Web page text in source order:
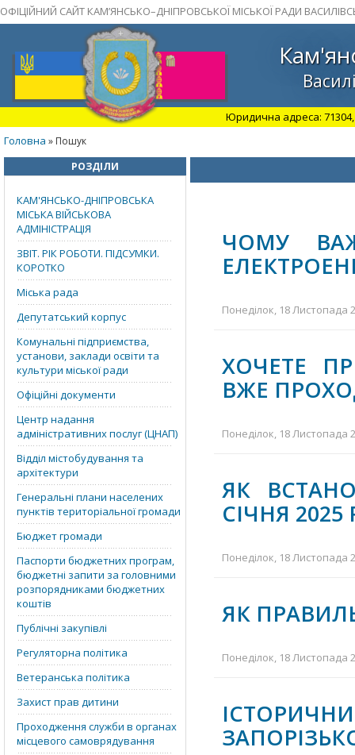
ОФІЦІЙНИЙ САЙТ КАМ’ЯНСЬКО–ДНІПРОВСЬКОЇ МІСЬКОЇ РАДИ
Юридична адреса: 71304,
Головна » Пошук
РОЗДІЛИ
КАМ'ЯНСЬКО-ДНІПРОВСЬКА
МІСЬКА ВІЙСЬКОВА
АДМІНІСТРАЦІЯ
ЗВІТ. РІК РОБОТИ. ПІДСУМКИ.
КОРОТКО
Міська рада
Депутатський корпус
Комунальні підприємства,
установи, заклади освіти та
культури міської ради
Офіційні документи
Центр надання
адміністративних послуг (ЦНАП)
Відділ містобудування та
архітектури
Генеральні плани населених
пунктів територіальної громади
Бюджет громади
Паспорти бюджетних програм,
бюджетні запити за головними
розпорядниками бюджетних
коштів
Публічні закупівлі
Регуляторна політика
Ветеранська політика
Захист прав дитини
Проходження служби в органах
місцевого самоврядування
ЧОМУ
Понеділок, 18 Листопада
ХОЧЕТЕ
ВЖЕ
Понеділок, 18 Листопада
ЯК
СІЧНЯ 2025
Понеділок, 18 Листопада
ЯК
Понеділок, 18 Листопада